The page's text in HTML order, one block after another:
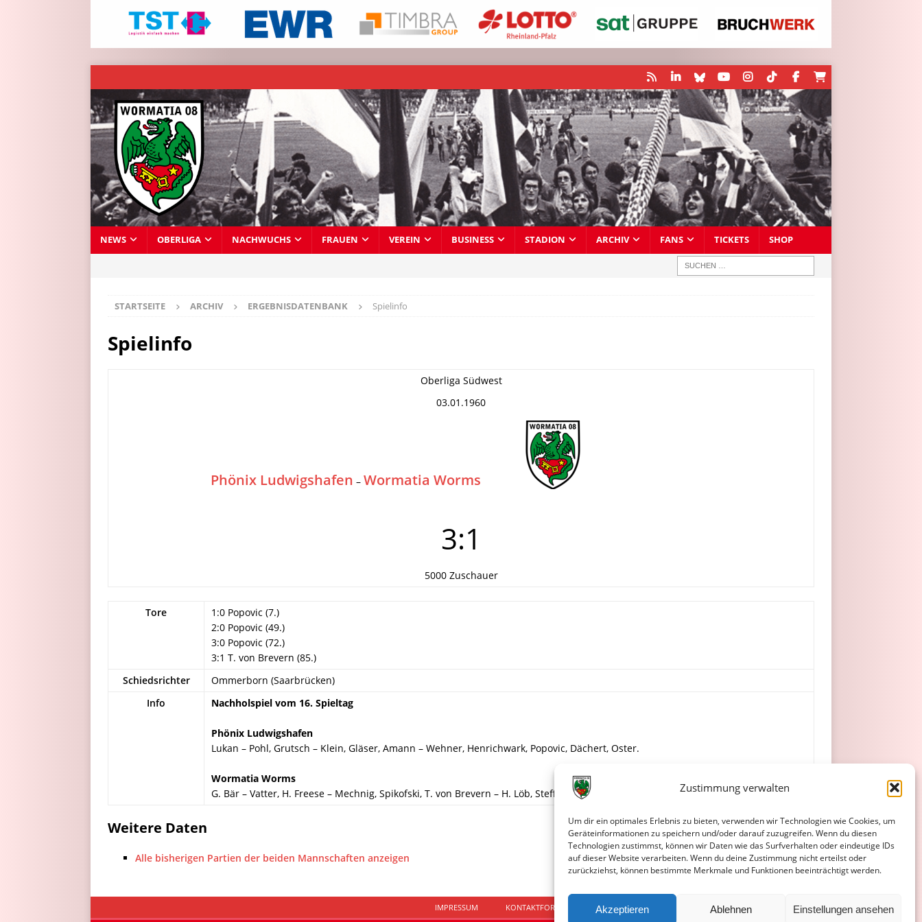
Zustimmung verwalten
Um dir ein optimales Erlebnis zu bieten, verwenden wir Technologien wie Cookies, um
Geräteinformationen zu speichern und/oder darauf zuzugreifen. Wenn du diesen
Technologien zustimmst, können wir Daten wie das Surfverhalten oder eindeutige IDs
auf dieser Website verarbeiten. Wenn du deine Zustimmung nicht erteilst oder
zurückziehst, können bestimmte Merkmale und Funktionen beeinträchtigt werden.
Akzeptieren Ablehnen Einstellungen ansehen
NEWS OBERLIGA NACHWUCHS FRAUEN VEREIN BUSINESS STADION ARCHIV FANS TICKETS SHOP
STARTSEITE ARCHIV ERGEBNISDATENBANK Spielinfo
Spielinfo
Oberliga Südwest
03.01.1960
Phönix Ludwigshafen – Wormatia Worms
3:1
5000 Zuschauer
Tore
1:0 Popovic (7.)
2:0 Popovic (49.)
3:0 Popovic (72.)
3:1 T. von Brevern (85.)
Schiedsrichter
Ommerborn (Saarbrücken)
Info
Nachholspiel vom 16. Spieltag
Phönix Ludwigshafen
Lukan – Pohl, Grutsch – Klein, Gläser, Amann – Wehner, Henrichwark, Popovic, Dächert, Oster.
Wormatia Worms
G. Bär – Vatter, H. Freese – Mechnig, Spikofski, T. von Brevern – H. Löb, Steffen, Schweizer, Sehrt, F. Hartmann.
Weitere Daten
Alle bisherigen Partien der beiden Mannschaften anzeigen
IMPRESSUM KONTAKTFORMULAR DATENSCHUTZERKLÄRUNG COOKIE-RICHTLINIE (EU)